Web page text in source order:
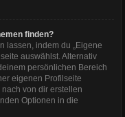
finden?
lassen, indem du „Eigene
auswählst. Alternativ
persönlichen Bereich
eigenen Profilseite
von dir erstellen
Optionen in die